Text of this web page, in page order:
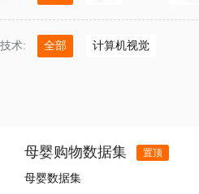
自然科学
本地服务
技术: 全部 计算机视觉
母婴购物数据集 置顶
母婴数据集